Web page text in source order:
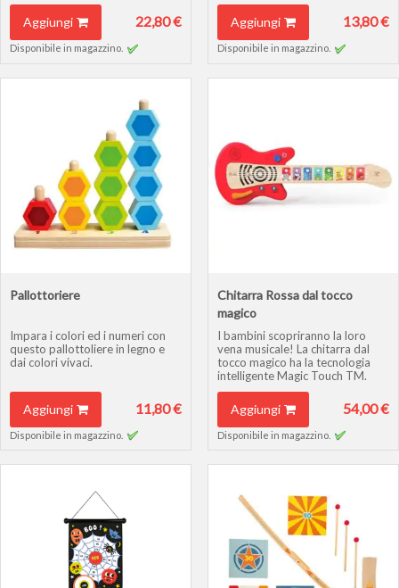
Aggiungi 22,80 €
Disponibile in magazzino.
Aggiungi 13,80 €
Disponibile in magazzino.
Pallottoriere
Impara i colori ed i numeri con
questo pallottoliere in legno e
dai colori vivaci.
Aggiungi 11,80 €
Disponibile in magazzino.
Chitarra Rossa dal tocco
magico
I bambini scopriranno la loro
vena musicale! La chitarra dal
tocco magico ha la tecnologia
intelligente Magic Touch TM.
Aggiungi 54,00 €
Disponibile in magazzino.